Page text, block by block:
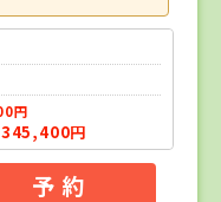
円
円
予 約